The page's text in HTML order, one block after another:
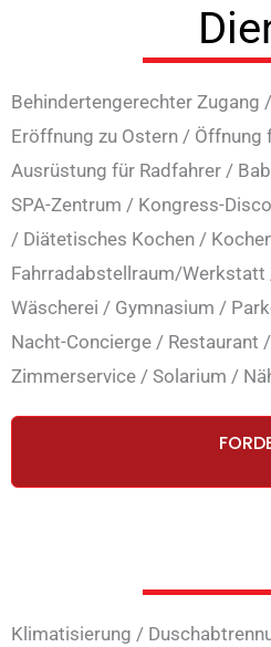
Behindertengerechter Zugang /
Eröffnung zu Ostern / Öffnung
Ausrüstung für Radfahrer /
SPA-Zentrum / Kongress-
/ Diätetisches Kochen /
Fahrradabstellraum/Werkstatt
Wäscherei / Gymnasium /
Nacht-Concierge / Restaurant /
Zimmerservice / Solarium /
Klimatisierung /